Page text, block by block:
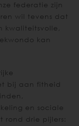
federatie zijn
wil tevens dat
kwaliteitsvolle,
kan
bij aan fitheid
en sociale
rond drie pijlers: